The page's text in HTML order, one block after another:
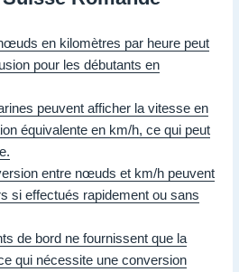
en kilomètres par heure peut
pour les débutants en
peuvent afficher la vitesse en
équivalente en km/h, ce qui peut
entre nœuds et km/h peuvent
si effectués rapidement ou sans
de bord ne fournissent que la
qui nécessite une conversion